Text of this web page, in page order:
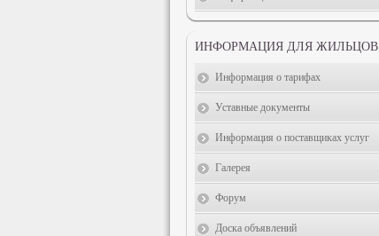
ИНФОРМАЦИЯ ДЛЯ ЖИЛЬЦОВ
Информация о тарифах
Уставные документы
Информация о поставщиках услуг
Галерея
Форум
Доска объявлений